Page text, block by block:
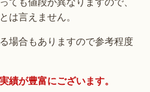
は言えません。
場合もありますので参考程度
績が豊富にございます。